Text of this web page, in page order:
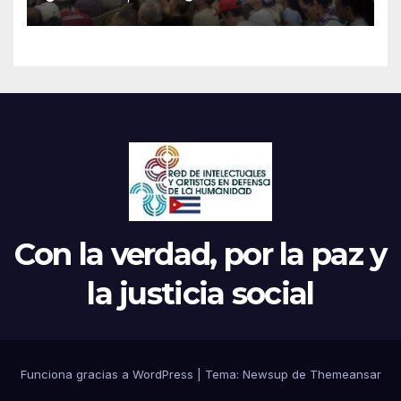
Continental de ALBA
Movimientos en Cuba
Con la verdad, por la paz y
la justicia social
Funciona gracias a WordPress Tema: Newsup de Themeansar